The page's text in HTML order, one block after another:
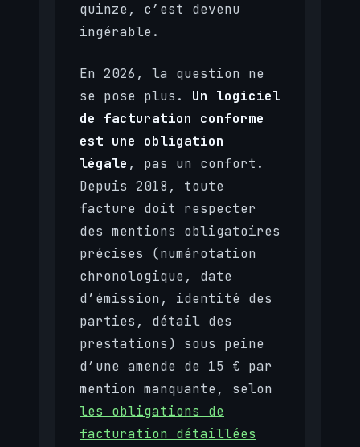
quinze, c’est devenu
ingérable.
En 2026, la question ne
se pose plus. Un logiciel
de facturation conforme
est une obligation
légale , pas un confort.
Depuis 2018, toute
facture doit respecter
des mentions obligatoires
précises (numérotation
chronologique, date
d’émission, identité des
parties, détail des
prestations) sous peine
d’une amende de 15 € par
mention manquante, selon
les obligations de
facturation détaillées